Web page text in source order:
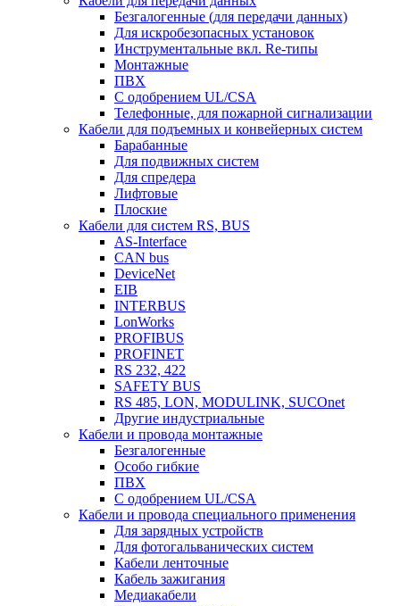
Безгалогенные (для передачи данных)
Для искробезопасных установок
Инструментальные вкл. Re-типы
Монтажные
ПВХ
С одобрением UL/CSA
Телефонные, для пожарной сигнализации
Кабели для подъемных и конвейерных систем
Барабанные
Для подвижных систем
Для спредера
Лифтовые
Плоские
Кабели для систем RS, BUS
AS-Interface
CAN bus
DeviceNet
EIB
INTERBUS
LonWorks
PROFIBUS
PROFINET
RS 232, 422
SAFETY BUS
RS 485, LON, MODULINK, SUCOnet
Другие индустриальные
Кабели и провода монтажные
Безгалогенные
Особо гибкие
ПВХ
С одобрением UL/CSA
Кабели и провода специального применения
Для зарядных устройств
Для фотогальванических систем
Кабели ленточные
Кабель зажигания
Медиакабели